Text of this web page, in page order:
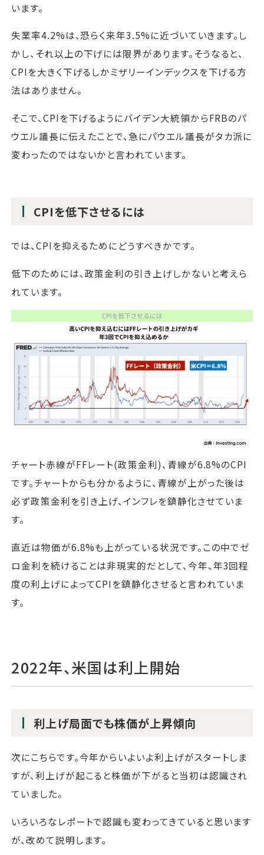
います。
失業率4.2%は、恐らく来年3.5%に近づいていきます。し
かし、それ以上の下げには限界があります。そうなると、
CPIを大きく下げるしかミザリーインデックスを下げる方
法はありません。
そこで、CPIを下げるようにバイデン大統領からFRBのパ
ウエル議長に伝えたことで、急にパウエル議長がタカ派に
変わったのではないかと言われています。
CPIを低下させるには
では、CPIを抑えるためにどうすべきかです。
低下のためには、政策金利の引き上げしかないと考えら
れています。
チャート赤線がFFレート(政策金利)、青線が6.8%のCPI
です。チャートからも分かるように、青線が上がった後は
必ず政策金利を引き上げ、インフレを鎮静化させていま
す。
直近は物価が6.8%も上がっている状況です。この中でゼ
ロ金利を続けることは非現実的だとして、今年、年3回程
度の利上げによってCPIを鎮静化させると言われていま
す。
2022年、米国は利上開始
利上げ局面でも株価が上昇傾向
次にこちらです。今年からいよいよ利上げがスタートしま
すが、利上げが起こると株価が下がると当初は認識され
ていました。
いろいろなレポートで認識も変わってきていると思います
が、改めて説明します。